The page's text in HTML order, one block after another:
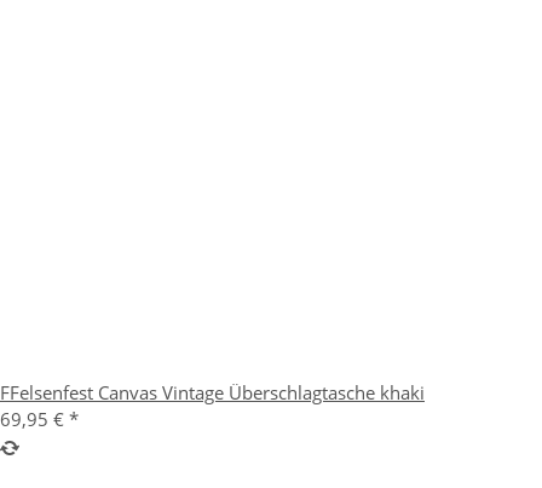
FFelsenfest Canvas Vintage Überschlagtasche khaki
69,95 € *